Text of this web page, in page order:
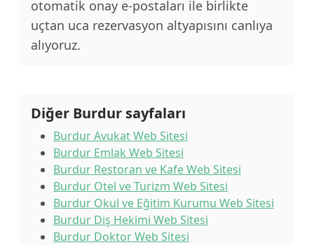
otomatik onay e-postaları ile birlikte
uçtan uca rezervasyon altyapısını canlıya
alıyoruz.
Diğer Burdur sayfaları
Burdur Avukat Web Sitesi
Burdur Emlak Web Sitesi
Burdur Restoran ve Kafe Web Sitesi
Burdur Otel ve Turizm Web Sitesi
Burdur Okul ve Eğitim Kurumu Web Sitesi
Burdur Diş Hekimi Web Sitesi
Burdur Doktor Web Sitesi